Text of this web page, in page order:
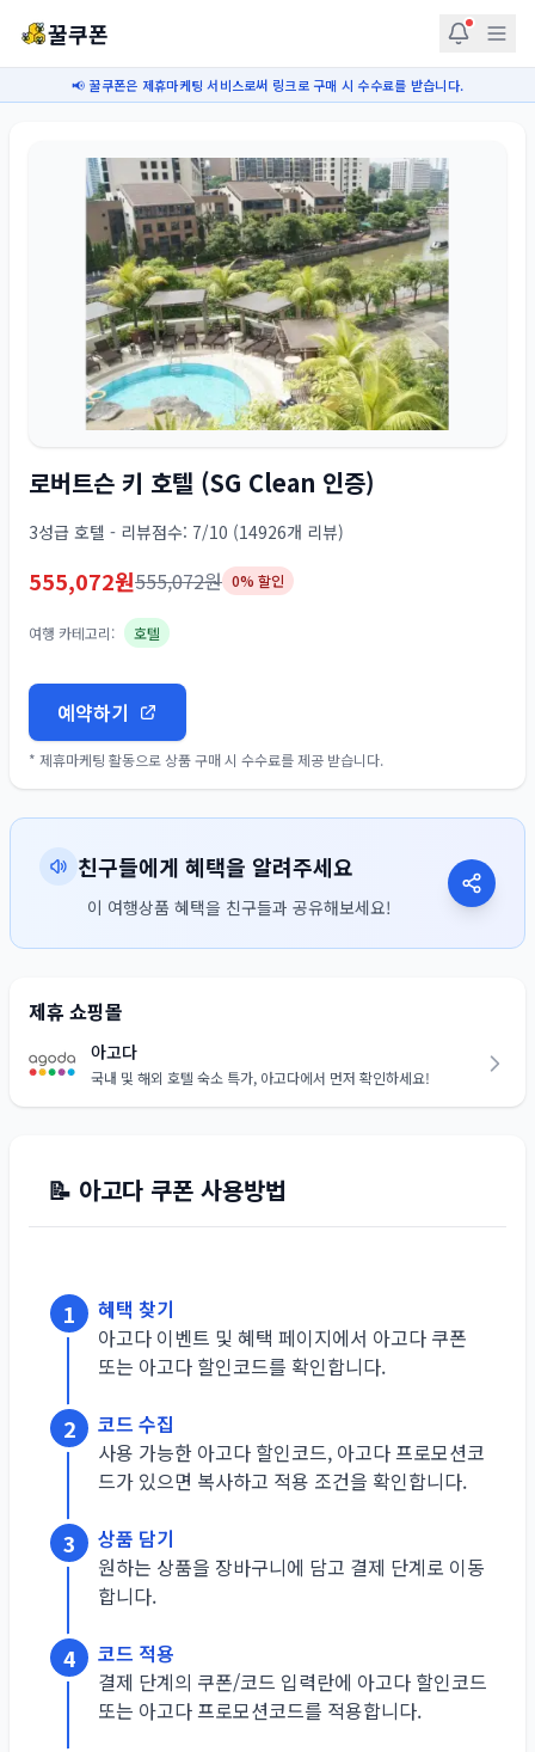
꿀쿠폰
📢 꿀쿠폰은 제휴마케팅 서비스로써 링크로 구매 시 수수료를 받습니다.
로버트슨 키 호텔 (SG Clean 인증)
3성급 호텔 - 리뷰점수: 7/10 (14926개 리뷰)
555,072원555,072원 0% 할인
여행 카테고리: 호텔
예약하기
* 제휴마케팅 활동으로 상품 구매 시 수수료를 제공 받습니다.
친구들에게 혜택을 알려주세요
이 여행상품 혜택을 친구들과 공유해보세요!
제휴 쇼핑몰
아고다
국내 및 해외 호텔 숙소 특가, 아고다에서 먼저 확인하세요!
📝 아고다 쿠폰 사용방법
1
혜택 찾기
아고다 이벤트 및 혜택 페이지에서 아고다 쿠폰
또는 아고다 할인코드를 확인합니다.
2
코드 수집
사용 가능한 아고다 할인코드, 아고다 프로모션코
드가 있으면 복사하고 적용 조건을 확인합니다.
3
상품 담기
원하는 상품을 장바구니에 담고 결제 단계로 이동
합니다.
4
코드 적용
결제 단계의 쿠폰/코드 입력란에 아고다 할인코드
또는 아고다 프로모션코드를 적용합니다.